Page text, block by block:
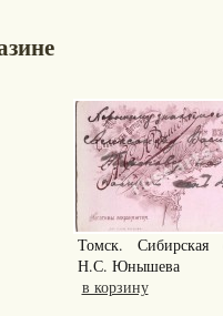
Томск. Сибирская
Н.С. Юнышева
в корзину